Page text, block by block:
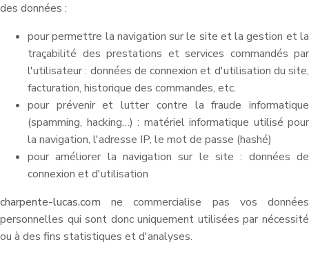
des données :
pour permettre la navigation sur le site et la gestion et la
traçabilité des prestations et services commandés par
l'utilisateur : données de connexion et d'utilisation du site,
facturation, historique des commandes, etc.
pour prévenir et lutter contre la fraude informatique
(spamming, hacking…) : matériel informatique utilisé pour
la navigation, l'adresse IP, le mot de passe (hashé)
pour améliorer la navigation sur le site : données de
connexion et d'utilisation
charpente-lucas.com ne commercialise pas vos données
personnelles qui sont donc uniquement utilisées par nécessité
ou à des fins statistiques et d'analyses.